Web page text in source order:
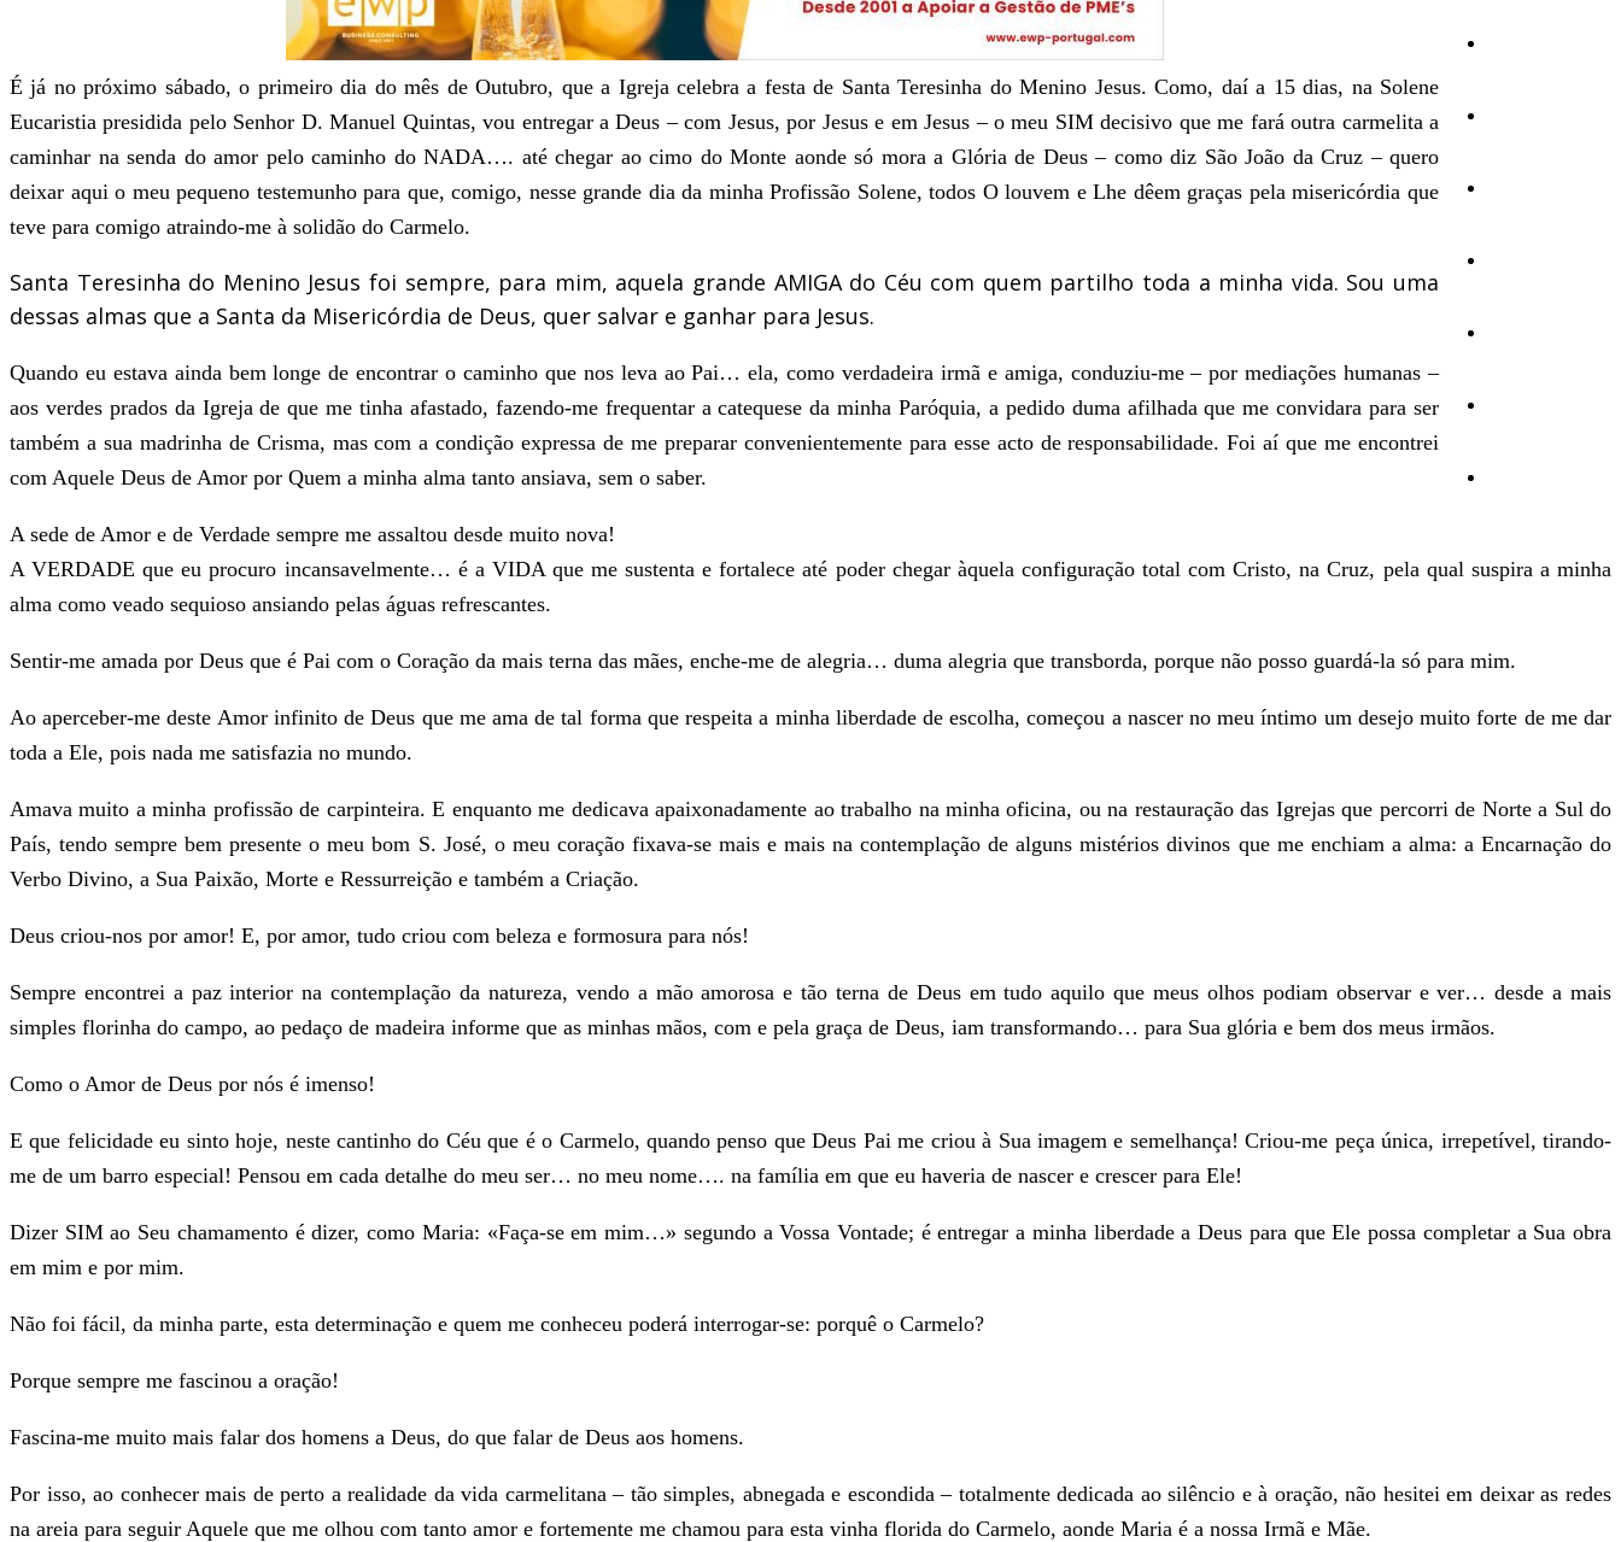
É já no próximo sábado, o primeiro dia do mês de Outubro, que a Igreja celebra a festa de Santa Teresinha do Menino Jesus. Como, daí a 15 dias, na Solene
Eucaristia presidida pelo Senhor D. Manuel Quintas, vou entregar a Deus – com Jesus, por Jesus e em Jesus – o meu SIM decisivo que me fará outra carmelita a
caminhar na senda do amor pelo caminho do NADA…. até chegar ao cimo do Monte aonde só mora a Glória de Deus – como diz São João da Cruz – quero
deixar aqui o meu pequeno testemunho para que, comigo, nesse grande dia da minha Profissão Solene, todos O louvem e Lhe dêem graças pela misericórdia que
teve para comigo atraindo-me à solidão do Carmelo.
Santa Teresinha do Menino Jesus foi sempre, para mim, aquela grande AMIGA do Céu com quem partilho toda a minha vida. Sou uma
dessas almas que a Santa da Misericórdia de Deus, quer salvar e ganhar para Jesus.
Quando eu estava ainda bem longe de encontrar o caminho que nos leva ao Pai… ela, como verdadeira irmã e amiga, conduziu-me – por mediações humanas –
aos verdes prados da Igreja de que me tinha afastado, fazendo-me frequentar a catequese da minha Paróquia, a pedido duma afilhada que me convidara para ser
também a sua madrinha de Crisma, mas com a condição expressa de me preparar convenientemente para esse acto de responsabilidade. Foi aí que me encontrei
com Aquele Deus de Amor por Quem a minha alma tanto ansiava, sem o saber.
A sede de Amor e de Verdade sempre me assaltou desde muito nova!
A VERDADE que eu procuro incansavelmente… é a VIDA que me sustenta e fortalece até poder chegar àquela configuração total com Cristo, na Cruz, pela qual suspira a minha
alma como veado sequioso ansiando pelas águas refrescantes.
Sentir-me amada por Deus que é Pai com o Coração da mais terna das mães, enche-me de alegria… duma alegria que transborda, porque não posso guardá-la só para mim.
Ao aperceber-me deste Amor infinito de Deus que me ama de tal forma que respeita a minha liberdade de escolha, começou a nascer no meu íntimo um desejo muito forte de me dar
toda a Ele, pois nada me satisfazia no mundo.
Amava muito a minha profissão de carpinteira. E enquanto me dedicava apaixonadamente ao trabalho na minha oficina, ou na restauração das Igrejas que percorri de Norte a Sul do
País, tendo sempre bem presente o meu bom S. José, o meu coração fixava-se mais e mais na contemplação de alguns mistérios divinos que me enchiam a alma: a Encarnação do
Verbo Divino, a Sua Paixão, Morte e Ressurreição e também a Criação.
Deus criou-nos por amor! E, por amor, tudo criou com beleza e formosura para nós!
Sempre encontrei a paz interior na contemplação da natureza, vendo a mão amorosa e tão terna de Deus em tudo aquilo que meus olhos podiam observar e ver… desde a mais
simples florinha do campo, ao pedaço de madeira informe que as minhas mãos, com e pela graça de Deus, iam transformando… para Sua glória e bem dos meus irmãos.
Como o Amor de Deus por nós é imenso!
E que felicidade eu sinto hoje, neste cantinho do Céu que é o Carmelo, quando penso que Deus Pai me criou à Sua imagem e semelhança! Criou-me peça única, irrepetível, tirando-
me de um barro especial! Pensou em cada detalhe do meu ser… no meu nome…. na família em que eu haveria de nascer e crescer para Ele!
Dizer SIM ao Seu chamamento é dizer, como Maria: «Faça-se em mim…» segundo a Vossa Vontade; é entregar a minha liberdade a Deus para que Ele possa completar a Sua obra
em mim e por mim.
Não foi fácil, da minha parte, esta determinação e quem me conheceu poderá interrogar-se: porquê o Carmelo?
Porque sempre me fascinou a oração!
Fascina-me muito mais falar dos homens a Deus, do que falar de Deus aos homens.
Por isso, ao conhecer mais de perto a realidade da vida carmelitana – tão simples, abnegada e escondida – totalmente dedicada ao silêncio e à oração, não hesitei em deixar as redes
na areia para seguir Aquele que me olhou com tanto amor e fortemente me chamou para esta vinha florida do Carmelo, aonde Maria é a nossa Irmã e Mãe.